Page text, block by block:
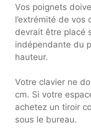
Vos poignets
l’extrémité de
devrait être placé
indépendante du
hauteur.
Votre clavier ne
cm. Si votre
achetez un tiroir
sous le bureau.